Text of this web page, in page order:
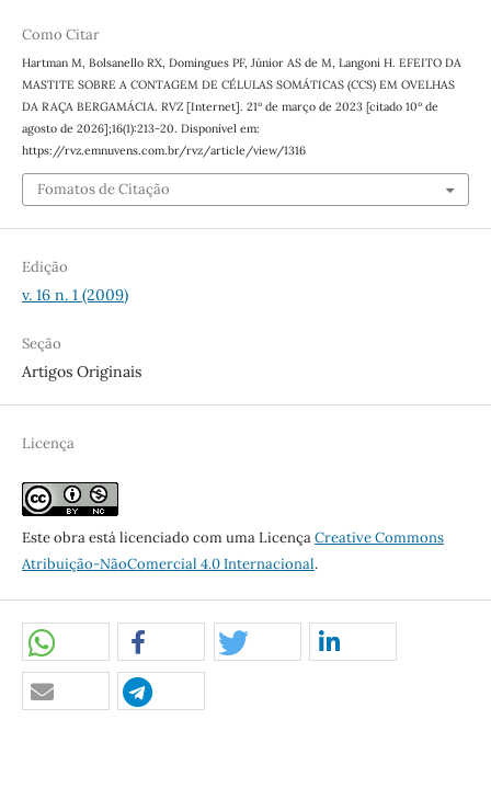
Como Citar
Hartman M, Bolsanello RX, Domingues PF, Júnior AS de M, Langoni H. EFEITO DA
MASTITE SOBRE A CONTAGEM DE CÉLULAS SOMÁTICAS (CCS) EM OVELHAS
DA RAÇA BERGAMÁCIA. RVZ [Internet]. 21º de março de 2023 [citado 10º de
agosto de 2026];16(1):213-20. Disponível em:
https://rvz.emnuvens.com.br/rvz/article/view/1316
Fomatos de Citação
Edição
v. 16 n. 1 (2009)
Seção
Artigos Originais
Licença
Este obra está licenciado com uma LicençaCreative Commons
Atribuição-NãoComercial 4.0 Internacional.